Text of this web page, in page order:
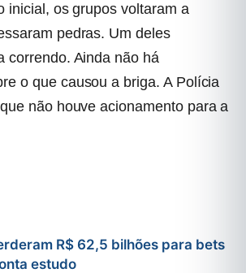
inicial, os grupos voltaram a
pedras. Um deles
correndo. Ainda não há
o que causou a briga. A Polícia
não houve acionamento para a
R$ 62,5 bilhões para bets
estudo